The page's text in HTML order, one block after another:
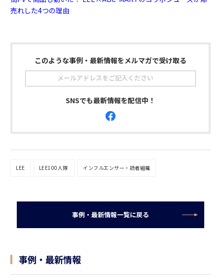
売れした4つの理由
このような事例・最新情報をメルマガで受け取る
SNSでも最新情報を配信中！
LEE LEE100人隊 インフルエンサー・読者組織
事例・最新情報一覧に戻る
事例・最新情報